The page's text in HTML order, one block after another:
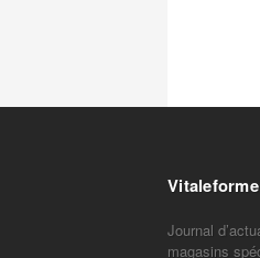
Vitaleforme
Journal
magasins